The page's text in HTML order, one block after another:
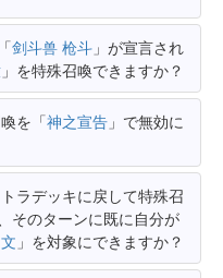
剑斗兽 枪斗 」が宣言され
」を特殊召喚できますか？
を「神之宣告 」で無効に
ラデッキに戻して特殊召
そのターンに既に自分が
」を対象にできますか？